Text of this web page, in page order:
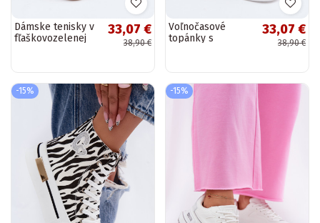
Dámske tenisky v
fľaškovozelenej
33,07 €
38,90 €
Voľnočasové
topánky s
33,07 €
38,90 €
-15% -15%